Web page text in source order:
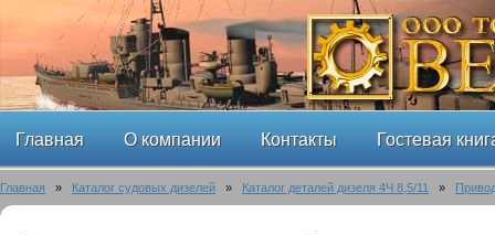
Главная О компании Контакты Гостевая
Главная » Каталог судовых дизелей » Каталог деталей дизеля 4Ч 8,5/11 »